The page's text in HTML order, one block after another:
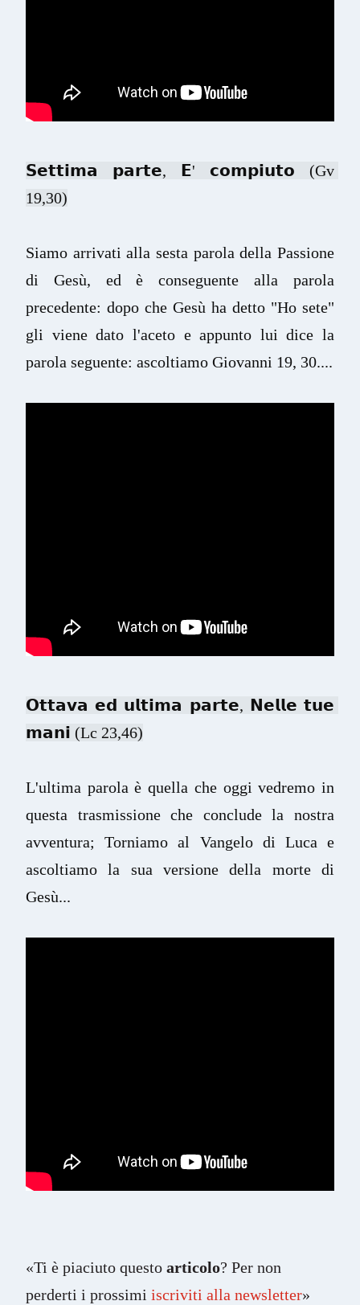
𝗦𝗲𝘁𝘁𝗶𝗺𝗮 𝗽𝗮𝗿𝘁𝗲, 𝗘' 𝗰𝗼𝗺𝗽𝗶𝘂𝘁𝗼 (Gv
19,30)
Siamo arrivati alla sesta parola della Passione
di Gesù, ed è conseguente alla parola
precedente: dopo che Gesù ha detto "Ho sete"
gli viene dato l'aceto e appunto lui dice la
parola seguente: ascoltiamo Giovanni 19, 30....
𝗢𝘁𝘁𝗮𝘃𝗮 𝗲𝗱 𝘂𝗹𝘁𝗶𝗺𝗮 𝗽𝗮𝗿𝘁𝗲, 𝗡𝗲𝗹𝗹𝗲 𝘁𝘂𝗲
𝗺𝗮𝗻𝗶 (Lc 23,46)
L'ultima parola è quella che oggi vedremo in
questa trasmissione che conclude la nostra
avventura; Torniamo al Vangelo di Luca e
ascoltiamo la sua versione della morte di
Gesù...
«Ti è piaciuto questo articolo? Per non
perderti i prossimi iscriviti alla newsletter»